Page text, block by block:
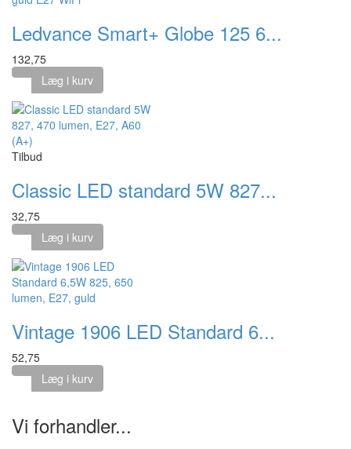
Ledvance Smart+ Globe 125 6...
132,75
Læg i kurv
Tilbud
Classic LED standard 5W 827...
32,75
Læg i kurv
Vintage 1906 LED Standard 6...
52,75
Læg i kurv
Vi forhandler...